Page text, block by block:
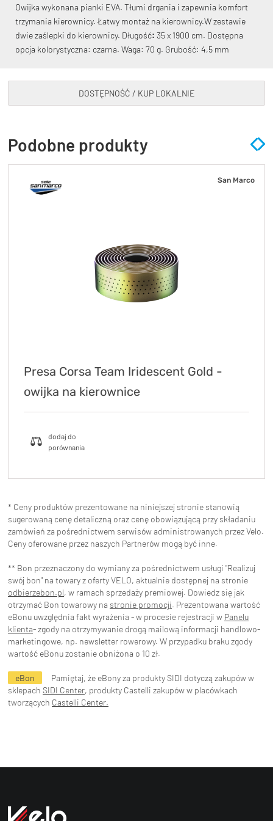
KryptoFlex Key Cable
Owijka wykonana pianki EVA. Tłumi drgania i zapewnia komfort
trzymania kierownicy. Łatwy montaż na kierownicy.W zestawie
dwie zaślepki do kierownicy. Długość: 35 x 1900 cm. Dostępna
opcja kolorystyczna: czarna. Waga: 70 g. Grubość: 4,5 mm
DOSTĘPNOŚĆ / KUP LOKALNIE
Podobne produkty
San Marco
Presa Corsa Team Iridescent Gold -
owijka na kierownice
* Ceny produktów prezentowane na niniejszej stronie stanowią
sugerowaną cenę detaliczną oraz cenę obowiązującą przy składaniu
zamówień za pośrednictwem serwisów administrowanych przez Velo.
Ceny oferowane przez naszych Partnerów mogą być inne.
** Bon przeznaczony do wymiany za pośrednictwem usługi "Realizuj
swój bon" na towary z oferty VELO, aktualnie dostępnej na stronie
odbierzebon.pl, w ramach sprzedaży premiowej. Dowiedz się jak
otrzymać Bon towarowy na stronie promocji. Prezentowana wartość
eBonu uwzględnia fakt wyrażenia - w procesie rejestracji w Panelu
klienta- zgody na otrzymywanie drogą mailową informacji handlowo-
marketingowe, np. newsletter rowerowy. W przypadku braku zgody
wartość eBonu zostanie obniżona o 10 zł.
eBon
Pamiętaj, że eBony za produkty SIDI dotyczą zakupów w
sklepach SIDI Center, produkty Castelli zakupów w placówkach
tworzących Castelli Center.